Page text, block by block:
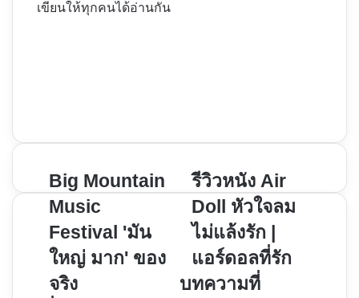
เขียนให้ทุกคนได้อ่านกัน
Big
Mountain
Music
Festival
'มัน
ใหญ่
Big Mountain
Music
Festival 'มัน
ใหญ่ มาก' ของ
จริง
รีวิว
หนัง
Air
Doll
หัวใจ
ลม
รีวิวหนัง Air
Doll หัวใจลม
ไม่แล้งรัก |
แอร์ดอลที่รัก
บทความที่